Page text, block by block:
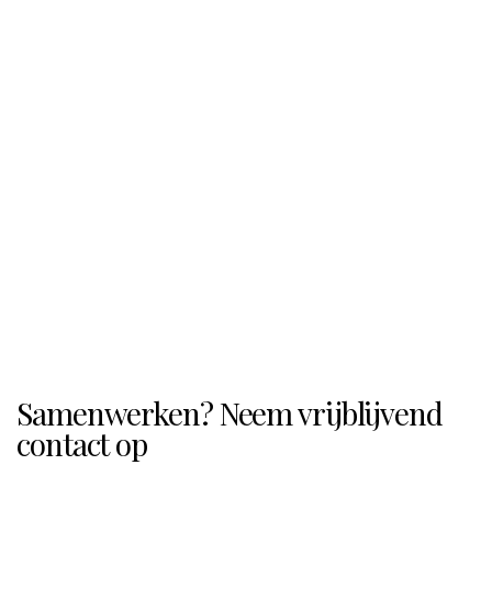
Samenwerken? Neem vrijblijvend
contact op